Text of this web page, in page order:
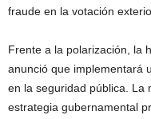
fraude en la votación
Frente a la polarización, la
anunció que implementará
en la seguridad pública. La
estrategia gubernamental